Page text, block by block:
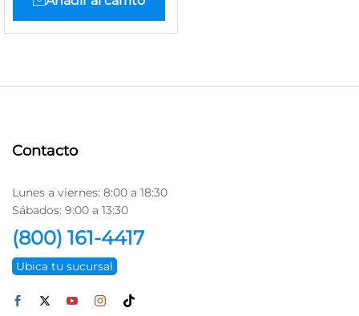
Contacto
Lunes a viernes: 8:00 a 18:30
Sábados: 9:00 a 13:30
(800) 161-4417
Ubica tu sucursal